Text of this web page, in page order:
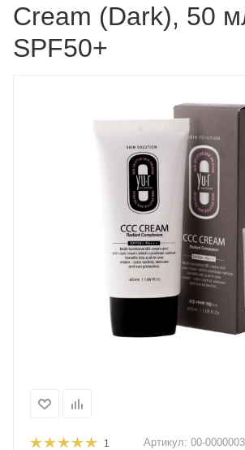
Cream (Dark), 50
SPF50+
1 Артикул: 00-